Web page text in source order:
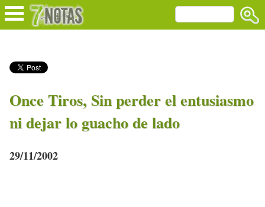
Once Tiros, Sin perder el entusiasmo
ni dejar lo guacho de lado
29/11/2002